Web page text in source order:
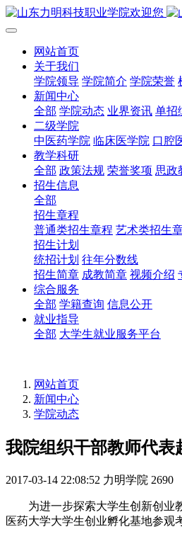
网站首页
关于我们
学院领导 学院简介 学院荣誉
新闻中心
全部 学院动态 业界资讯 单招
二级学院
中医药学院 临床医学院 口腔
教学科研
全部 政策法规 荣誉奖项 思政
招生信息
全部
招生章程
普通类招生章程 艺术类招生
招生计划
统招计划 往年分数线
招生简章 成教简章 视频介绍
综合服务
全部 学籍查询 信息公开
就业指导
全部 大学生就业服务平台
网站首页
新闻中心
学院动态
我院组织干部教师代
2017-03-14 22:08:52 力明学院 2690
为进一步探索大学生创新创业
医药大学大学生创业孵化基地参观